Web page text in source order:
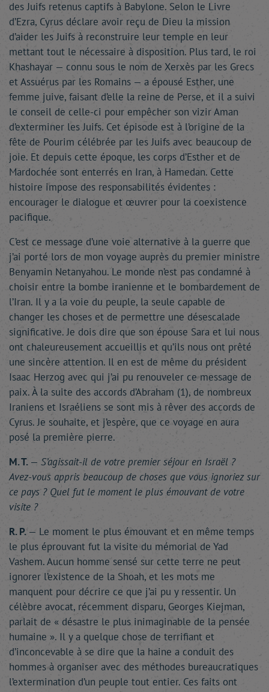
des Juifs retenus captifs à Babylone. Selon le Livre
d’Ezra, Cyrus déclare avoir reçu de Dieu la mission
d’aider les Juifs à reconstruire leur temple en leur
mettant tout le nécessaire à disposition. Plus tard, le roi
Khashayar — connu sous le nom de Xerxès par les Grecs
et Assuérus par les Romains — a épousé Esther, une
femme juive, faisant d’elle la reine de Perse, et il a suivi
le conseil de celle-ci pour empêcher son vizir Aman
d’exterminer les Juifs. Cet épisode est à l’origine de la
fête de Pourim célébrée par les Juifs avec beaucoup de
joie. Et depuis cette époque, les corps d’Esther et de
Mardochée sont enterrés en Iran, à Hamedan. Cette
histoire impose des responsabilités évidentes :
encourager le dialogue et œuvrer pour la coexistence
pacifique.
C’est ce message d’une voie alternative à la guerre que
j’ai porté lors de mon voyage auprès du premier ministre
Benyamin Netanyahou. Le monde n’est pas condamné à
choisir entre la bombe iranienne et le bombardement de
l’Iran. Il y a la voie du peuple, la seule capable de
changer les choses et de permettre une désescalade
significative. Je dois dire que son épouse Sara et lui nous
ont chaleureusement accueillis et qu’ils nous ont prêté
une sincère attention. Il en est de même du président
Isaac Herzog avec qui j’ai pu renouveler ce message de
paix. À la suite des accords d’Abraham (1), de nombreux
Iraniens et Israéliens se sont mis à rêver des accords de
Cyrus. Je souhaite, et j’espère, que ce voyage en aura
posé la première pierre.
M. T. — S’agissait-il de votre premier séjour en Israël ?
Avez-vous appris beaucoup de choses que vous ignoriez sur
ce pays ? Quel fut le moment le plus émouvant de votre
visite ?
R. P.— Le moment le plus émouvant et en même temps
le plus éprouvant fut la visite du mémorial de Yad
Vashem. Aucun homme sensé sur cette terre ne peut
ignorer l’existence de la Shoah, et les mots me
manquent pour décrire ce que j’ai pu y ressentir. Un
célèbre avocat, récemment disparu, Georges Kiejman,
parlait de « désastre le plus inimaginable de la pensée
humaine ». Il y a quelque chose de terrifiant et
d’inconcevable à se dire que la haine a conduit des
hommes à organiser avec des méthodes bureaucratiques
l’extermination d’un peuple tout entier. Ces faits ont